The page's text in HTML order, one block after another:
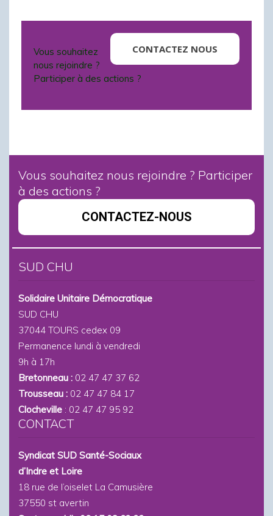
CONTACTEZ NOUS
Vous souhaitez
nous rejoindre ?
Participer à des actions ?
Vous souhaitez nous rejoindre ? Participer
à des actions ?
CONTACTEZ-NOUS
SUD CHU
Solidaire Unitaire Démocratique
SUD CHU
37044 TOURS cedex 09
Permanence lundi à vendredi
9h à 17h
Bretonneau : 02 47 47 37 62
Trousseau : 02 47 47 84 17
Clocheville : 02 47 47 95 92
CONTACT
Syndicat SUD Santé-Sociaux
d’Indre et Loire
18 rue de l’oiselet La Camusière
37550 st avertin